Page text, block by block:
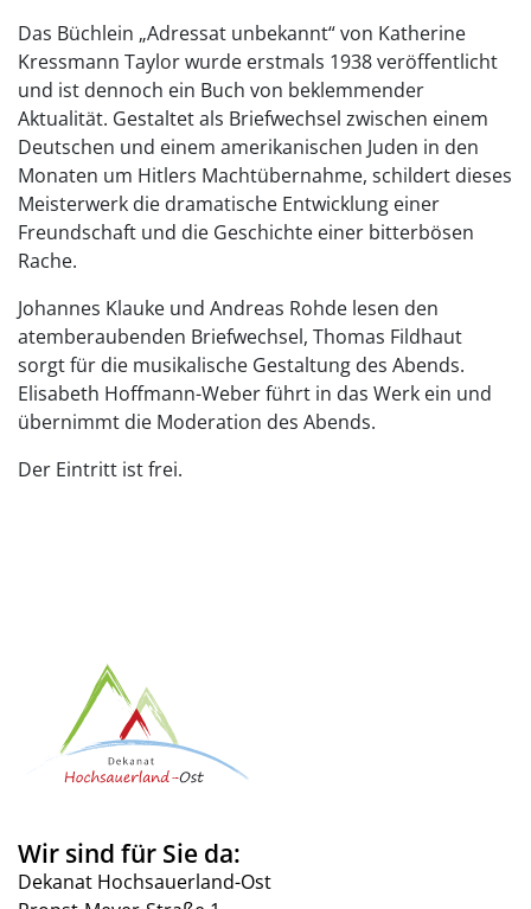
Das Büchlein „Adressat unbekannt“ von Katherine
Kressmann Taylor wurde erstmals 1938 veröffentlicht
und ist dennoch ein Buch von beklemmender
Aktualität. Gestaltet als Briefwechsel zwischen einem
Deutschen und einem amerikanischen Juden in den
Monaten um Hitlers Machtübernahme, schildert dieses
Meisterwerk die dramatische Entwicklung einer
Freundschaft und die Geschichte einer bitterbösen
Rache.
Johannes Klauke und Andreas Rohde lesen den
atemberaubenden Briefwechsel, Thomas Fildhaut
sorgt für die musikalische Gestaltung des Abends.
Elisabeth Hoffmann-Weber führt in das Werk ein und
übernimmt die Moderation des Abends.
Der Eintritt ist frei.
Wir sind für Sie da:
Dekanat Hochsauerland-Ost